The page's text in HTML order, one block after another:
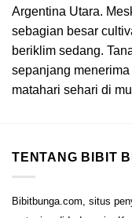
Argentina Utara.
sebagian besar
beriklim sedang.
sepanjang
matahari sehari di
TENTANG BIBIT
Bibitbunga.com, situs